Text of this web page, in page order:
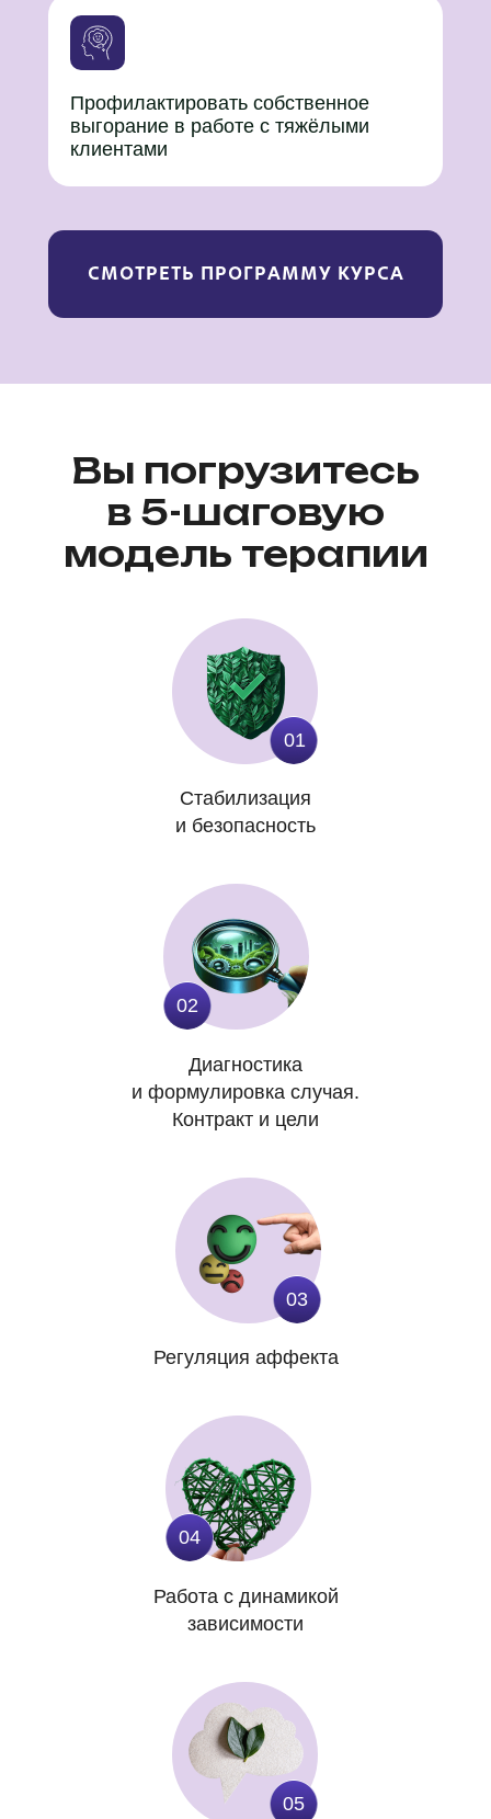
Профилактировать собственное
выгорание в работе с тяжёлыми
клиентами
СМОТРЕТЬ ПРОГРАММУ КУРСА
Вы погрузитесь
в 5-шаговую
модель терапии
Стабилизация
и безопасность
01
Диагностика
и формулировка случая.
Контракт и цели
02
Регуляция аффекта
03
05
Работа с динамикой
зависимости
04